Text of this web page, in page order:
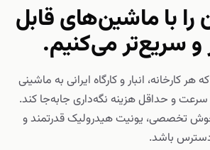
را با ماشین‌های قابل
و سریع‌تر می‌کنیم.
کارخانه، انبار و کارگاه ایرانی به ماشینی
سرعت و حداقل هزینه نگه‌داری جابه‌جا کند.
جوش تخصصی، یونیت هیدرولیک قدرتمند و
باشد.